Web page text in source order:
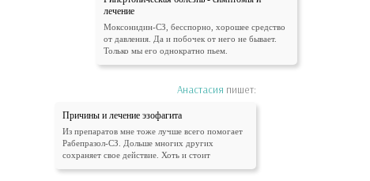
лечение
Моксонидин-СЗ, бесспорно, хорошее средство
от давления. Да и побочек от него не бывает.
Только мы его однократно пьем.
Анастасия пишет:
Причины и лечение эзофагита
Из препаратов мне тоже лучше всего помогает
Рабепразол-СЗ. Дольше многих других
сохраняет свое действие. Хоть и стоит